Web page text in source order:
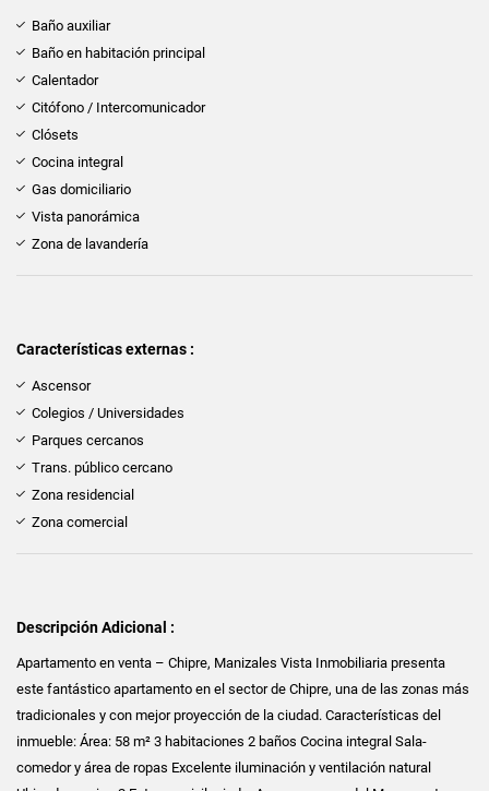
Baño auxiliar
Baño en habitación principal
Calentador
Citófono / Intercomunicador
Clósets
Cocina integral
Gas domiciliario
Vista panorámica
Zona de lavandería
Características externas :
Ascensor
Colegios / Universidades
Parques cercanos
Trans. público cercano
Zona residencial
Zona comercial
Descripción Adicional :
Apartamento en venta – Chipre, Manizales Vista Inmobiliaria presenta
este fantástico apartamento en el sector de Chipre, una de las zonas más
tradicionales y con mejor proyección de la ciudad. Características del
inmueble: Área: 58 m² 3 habitaciones 2 baños Cocina integral Sala-
comedor y área de ropas Excelente iluminación y ventilación natural